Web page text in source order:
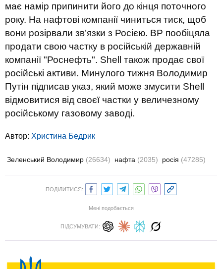
має намір припинити його до кінця поточного
року. На нафтові компанії чиниться тиск, щоб
вони розірвали зв’язки з Росією. BP пообіцяла
продати свою частку в російській державній
компанії "Роснефть". Shell також продає свої
російські активи. Минулого тижня Володимир
Путін підписав указ, який може змусити Shell
відмовитися від своєї частки у величезному
російському газовому заводі.
Автор: Христина Бедрик
Зеленський Володимир (26634) нафта (2035) росія (47285)
ПОДІЛИТИСЯ:
Мені подобається
ПІДСУМУВАТИ: